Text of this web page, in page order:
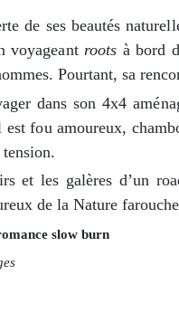
de ses beautés
voyageantroots à bord
Pourtant, sa
dans son 4x4
fou amoureux,
et les galères d’un
de la Nature
slow burn